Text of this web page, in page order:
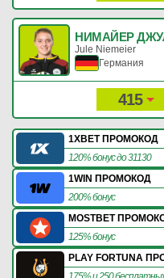
НИМАЙЕР
Jule Niemeier
Германия
415
1XBET ПРОМОКОД
120% бонус до 31130
1WIN ПРОМОКОД
200% бонус
MOSTBET
125% бонус
PLAY FORTUNA